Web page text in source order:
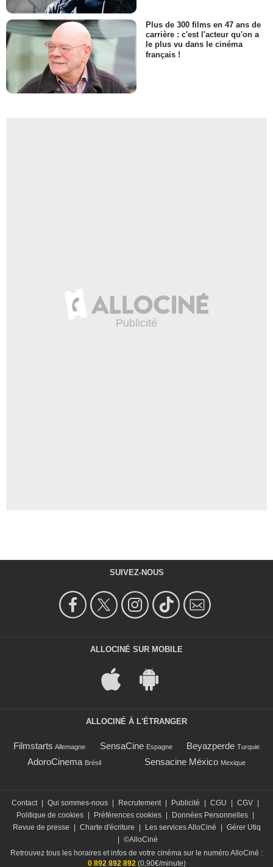
Plus de 300 films en 47 ans de
carrière : c'est l'acteur qu'on a
le plus vu dans le cinéma
français !
SUIVEZ-NOUS
ALLOCINÉ SUR MOBILE
ALLOCINÉ À L'ÉTRANGER
Filmstarts Allemagne SensaCine Espagne Beyazperde Turquie
AdoroCinema Brésil Sensacine México Mexique
Contact | Qui sommes-nous | Recrutement | Publicité | CGU | CGV |
Politique de cookies | Préférences cookies | Données Personnelles |
Revue de presse
| Charte d'écriture | Les services AlloCiné | Gérer Utiq
| ©AlloCiné
Retrouvez tous les horaires et infos de votre cinéma sur le numéro AlloCiné :
0 892 892 892 (0,90€/minute)